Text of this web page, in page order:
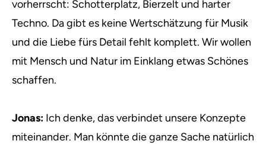
vorherrscht: Schotterplatz, Bierzelt und harter
Techno. Da gibt es keine Wertschätzung für Musik
und die Liebe fürs Detail fehlt komplett. Wir wollen
mit Mensch und Natur im Einklang etwas Schönes
schaffen.
Jonas: Ich denke, das verbindet unsere Konzepte
miteinander. Man könnte die ganze Sache natürlich